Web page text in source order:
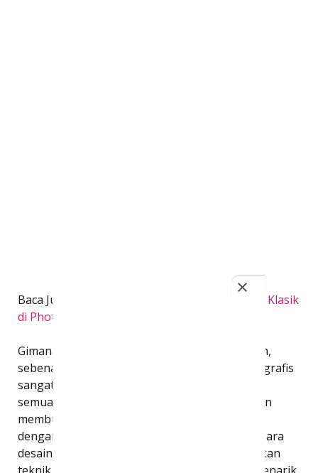
Baca Juga :
Cara Membuat Desain Jam Dinding Klasik
di Photoshop
Gimana nih gengs? Gampang banget kan? Nah,
sebenarnya semua teknik dasar dalam desain grafis
sangatlah simpel. Jika kamu sudah menguasai
semuanya, kamu bisa mengembangkannya dan
membuat desain yang tak kalah menakjubkan
dengan berlatih terus menerus. Jangan lupa, para
desainer terkenal diluar sana juga menggunakan